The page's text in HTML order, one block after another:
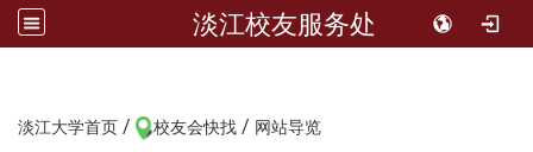
淡江校友服务处
淡江大学首页 / 校友会快找 / 网站导览